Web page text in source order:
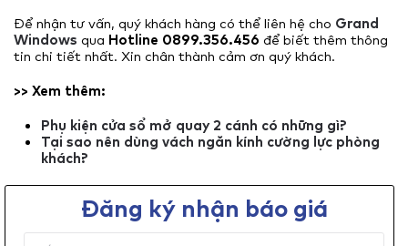
Để nhận tư vấn, quý khách hàng có thể liên hệ cho Grand
Windows qua Hotline 0899.356.456 để biết thêm thông
tin chi tiết nhất. Xin chân thành cảm ơn quý khách.
>> Xem thêm:
Phụ kiện cửa sổ mở quay 2 cánh có những gì?
Tại sao nên dùng vách ngăn kính cường lực phòng
khách?
Đăng ký nhận báo giá